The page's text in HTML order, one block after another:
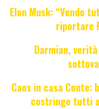
Elon Musk: “Vendo
riportare
Darmian,
Caos in casa Conte:
costringe tutti